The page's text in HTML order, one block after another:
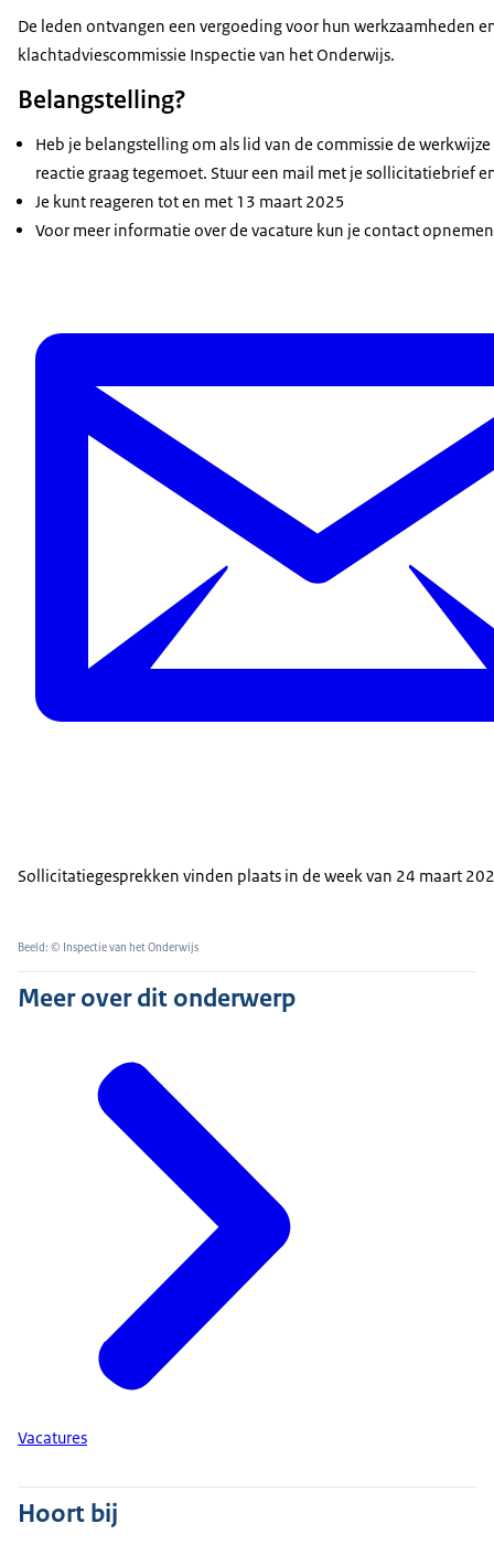
De leden ontvangen een vergoeding voor hun werkzaamheden
klachtadviescommissie Inspectie van het Onderwijs.
Belangstelling?
Heb je belangstelling om als lid van de commissie de
reactie graag tegemoet. Stuur een mail met je sollicitatiebrief
Je kunt reageren tot en met 13 maart 2025
Voor meer informatie over de vacature kun je contact
Sollicitatiegesprekken vinden plaats in de week van 24 maart
Beeld: © Inspectie van het Onderwijs
Meer over dit onderwerp
Vacatures
Hoort bij